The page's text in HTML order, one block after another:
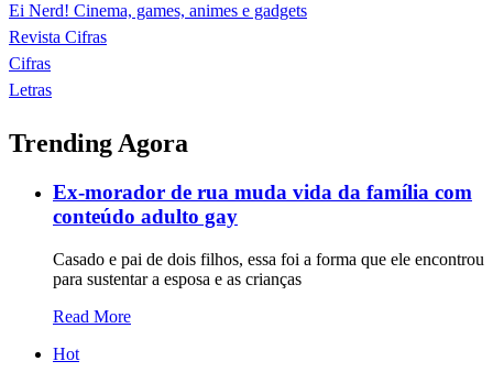
Ei Nerd! Cinema, games, animes e gadgets
Revista Cifras
Cifras
Letras
Trending Agora
Ex-morador de rua muda vida da família com
conteúdo adulto gay
Casado e pai de dois filhos, essa foi a forma que ele encontrou
para sustentar a esposa e as crianças
Read More
Hot